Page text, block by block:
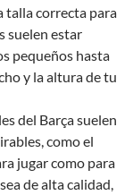
talla correcta para
suelen estar
pequeños hasta
y la altura de tu
del Barça suelen
como el
jugar como para
de alta calidad,